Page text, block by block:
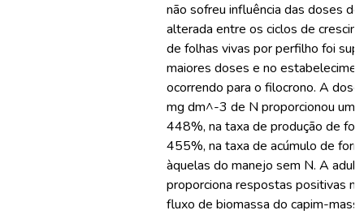
não sofreu influência das doses
alterada entre os ciclos de
de folhas vivas por perfilho foi
maiores doses e no
ocorrendo para o filocrono. A
mg dm^-3 de N proporcionou um
448%, na taxa de produção de
455%, na taxa de acúmulo de
àquelas do manejo sem N. A
proporciona respostas positivas
fluxo de biomassa do capim-